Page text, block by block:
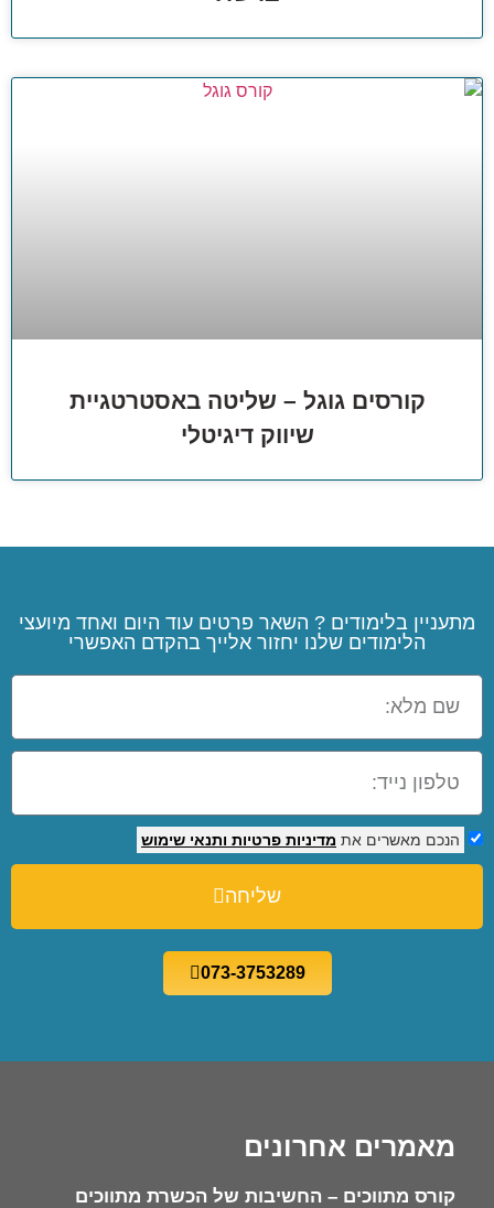
קורסים גוגל – שליטה באסטרטגיית
שיווק דיגיטלי
מתעניין בלימודים ? השאר פרטים עוד היום ואחד מיועצי
הלימודים שלנו יחזור אלייך בהקדם האפשרי
הנכם מאשרים את מדיניות פרטיות ותנאי שימוש
שליחה
073-3753289
מאמרים אחרונים
קורס מתווכים – החשיבות של הכשרת מתווכים